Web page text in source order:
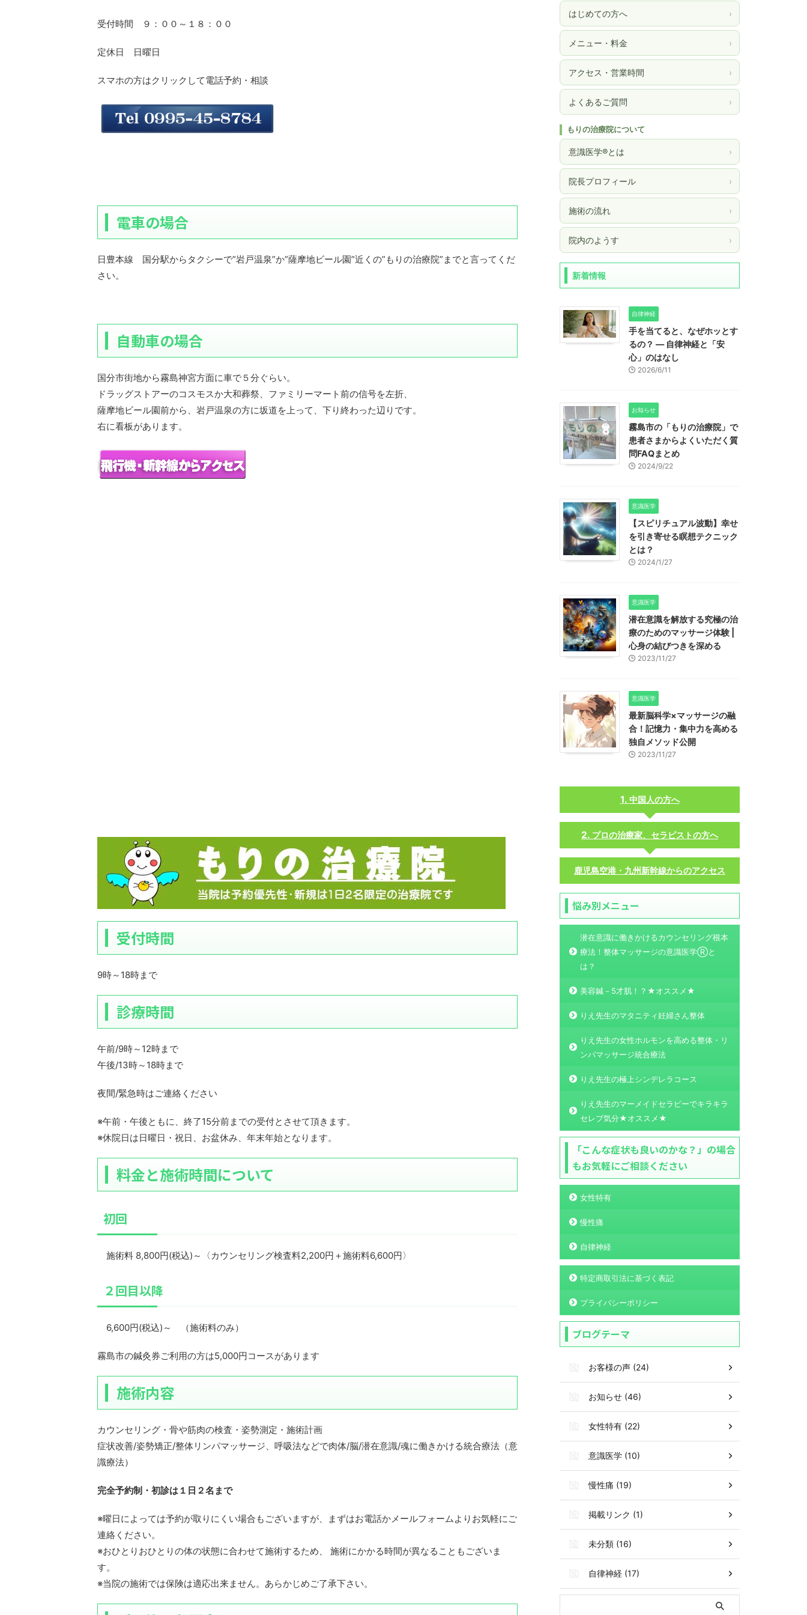
受付時間 ９：００～１８：００
定休日 日曜日
スマホの方はクリックして電話予約・相談
電車の場合
日豊本線 国分駅からタクシーで”岩戸温泉”か”薩摩地ビール園”近くの”もりの治療院”までと言ってくだ
さい。
自動車の場合
国分市街地から霧島神宮方面に車で５分ぐらい。
ドラッグストアーのコスモスか大和葬祭、ファミリーマート前の信号を左折、
薩摩地ビール園前から、岩戸温泉の方に坂道を上って、下り終わった辺りです。
右に看板があります。
受付時間
9時～18時まで
診療時間
午前/9時～12時まで
午後/13時～18時まで
夜間/緊急時はご連絡ください
※午前・午後ともに、終了15分前までの受付とさせて頂きます。
※休院日は日曜日・祝日、お盆休み、年末年始となります。
料金と施術時間について
初回
施術料 8,800円(税込)～〈カウンセリング検査料2,200円＋施術料6,600円〉
２回目以降
6,600円(税込)～ （施術料のみ）
霧島市の鍼灸券ご利用の方は5,000円コースがあります
施術内容
カウンセリング・骨や筋肉の検査・姿勢測定・施術計画
症状改善/姿勢矯正/整体リンパマッサージ、呼吸法などで肉体/脳/潜在意識/魂に働きかける統合療法（意
識療法）
完全予約制・初診は１日２名まで
※曜日によっては予約が取りにくい場合もございますが、まずはお電話かメールフォームよりお気軽にご
連絡ください。
※おひとりおひとりの体の状態に合わせて施術するため、 施術にかかる時間が異なることもございま
す。
※当院の施術では保険は適応出来ません。あらかじめご了承下さい。
はじめての方へ ›
メニュー・料金 ›
アクセス・営業時間 ›
よくあるご質問 ›
もりの治療院について
意識医学®とは ›
院長プロフィール ›
施術の流れ ›
院内のようす ›
新着情報
自律神経
手を当てると、なぜホッとす
るの？ ― 自律神経と「安
心」のはなし
2026/6/11
お知らせ
霧島市の「もりの治療院」で
患者さまからよくいただく質
問FAQまとめ
2024/9/22
意識医学
【スピリチュアル波動】幸せ
を引き寄せる瞑想テクニック
とは？
2024/1/27
意識医学
潜在意識を解放する究極の治
療のためのマッサージ体験 |
心身の結びつきを深める
2023/11/27
意識医学
最新脳科学×マッサージの融
合！記憶力・集中力を高める
独自メソッド公開
2023/11/27
中国人の方へ
プロの治療家、セラピストの方へ
鹿児島空港・九州新幹線からのアクセス
悩み別メニュー
潜在意識に働きかけるカウンセリング根本
療法！整体マッサージの意識医学Ⓡと
は？
美容鍼－5才肌！？★オススメ★
りえ先生のマタニティ妊婦さん整体
りえ先生の女性ホルモンを高める整体・リ
ンパマッサージ統合療法
りえ先生の極上シンデレラコース
りえ先生のマーメイドセラピーでキラキラ
セレブ気分★オススメ★
「こんな症状も良いのかな？」の場合
もお気軽にご相談ください
女性特有
慢性痛
自律神経
特定商取引法に基づく表記
プライバシーポリシー
ブログテーマ
お客様の声 (24)
お知らせ (46)
女性特有 (22)
意識医学 (10)
慢性痛 (19)
掲載リンク (1)
未分類 (16)
自律神経 (17)